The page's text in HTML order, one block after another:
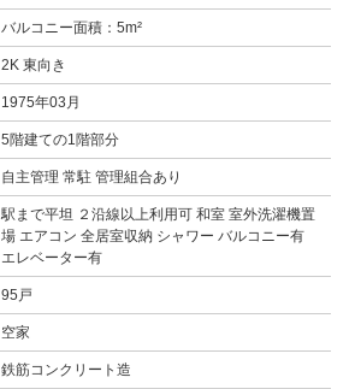
バルコニー面積：5m²
2K 東向き
1975年03月
5階建ての1階部分
自主管理 常駐 管理組合あり
駅まで平坦 ２沿線以上利用可 和室 室外洗濯機置
場 エアコン 全居室収納 シャワー バルコニー有
エレベーター有
95戸
空家
鉄筋コンクリート造